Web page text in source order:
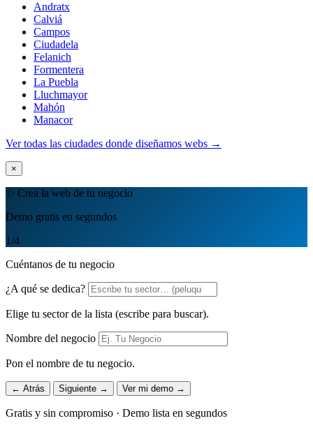
Andratx
Calviá
Campos
Ciudadela
Felanich
Formentera
La Puebla
Lluchmayor
Mahón
Manacor
Ver todas las ciudades donde diseñamos webs →
×
✨ Crea la web de tu negocio
Demo gratis en segundos
1/4
Cuéntanos de tu negocio
¿A qué se dedica?
Elige tu sector de la lista (escribe para buscar).
Nombre del negocio
Pon el nombre de tu negocio.
← Atrás Siguiente → Ver mi demo →
Gratis y sin compromiso · Demo lista en segundos